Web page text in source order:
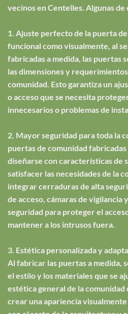
vecinos en Centelles. Algunas
1. Ajuste perfecto de la puerta
funcional como visualmente, al
fabricadas a medida, las puertas
las dimensiones y
comunidad. Esto garantiza un
o acceso que se necesita
innecesarios o problemas de
2. Mayor seguridad para toda la
puertas de comunidad
diseñarse con características de
satisfacer las necesidades de la
integrar cerraduras de alta
de acceso, cámaras de vigilancia
seguridad para proteger el
mantener a los intrusos fuera.
3. Estética personalizada y
Al fabricar las puertas a medida,
el estilo y los materiales que se
estética general de la
crear una apariencia